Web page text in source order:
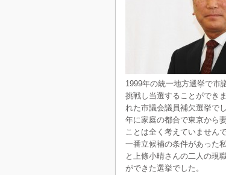
1999年の統一地方選挙で市
挑戦し当選することができ
れた市議会議員補欠選挙で
年に家庭の都合で東京から
ことは全く考えていません
一番立候補の条件があった
と上條小晴さんの二人の現
ができた選挙でした。